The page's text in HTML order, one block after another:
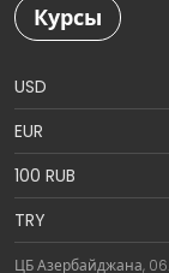
Курсы
USD
EUR
100 RUB
TRY
ЦБ Азербайджана,